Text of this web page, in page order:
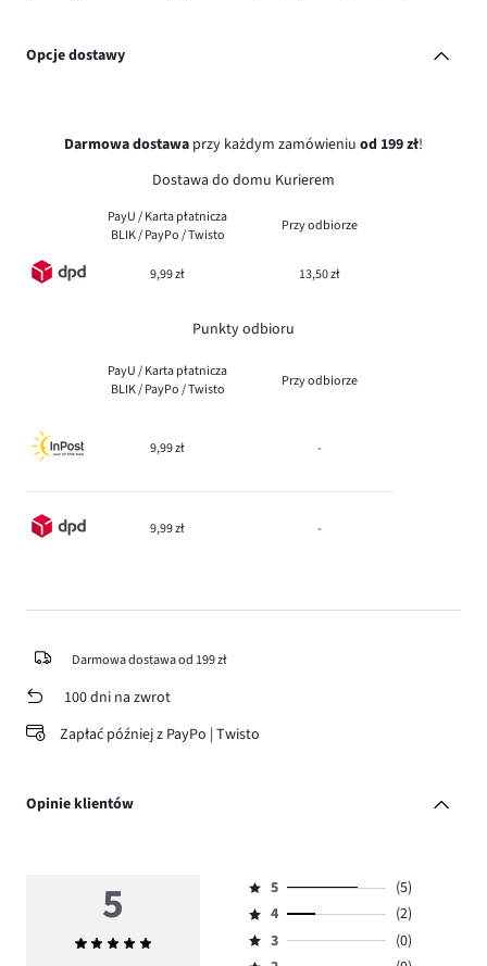
Opcje dostawy
Darmowa dostawa przy każdym zamówieniu od 199 zł!
Dostawa do domu Kurierem
PayU / Karta płatnicza
BLIK / PayPo / Twisto
Przy odbiorze
9,99 zł 13,50 zł
Punkty odbioru
PayU / Karta płatnicza
BLIK / PayPo / Twisto
Przy odbiorze
9,99 zł -
9,99 zł -
Darmowa dostawa od 199 zł
100 dni na zwrot
Zapłać później z PayPo | Twisto
Opinie klientów
5
Średnia
Ocena
5,
ilość
5
(5)
Ocena
4,
4
(2)
Ocena
3
(0)